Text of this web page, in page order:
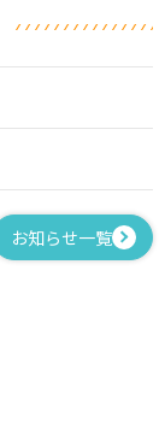
お知らせ一覧